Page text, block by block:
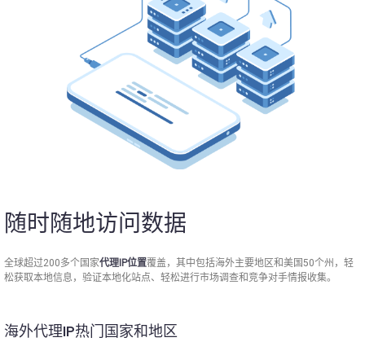
随时随地访问数据
全球超过200多个国家代理IP位置覆盖，其中包括海外主要地区和美国50个州，轻
松获取本地信息，验证本地化站点、轻松进行市场调查和竞争对手情报收集。
海外代理IP热门国家和地区